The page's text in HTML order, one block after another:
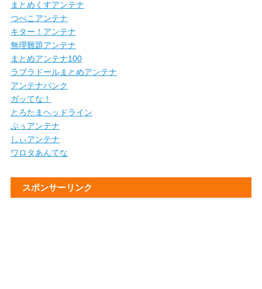
まとめくすアンテナ
つべこアンテナ
キター！アンテナ
無理難題アンテナ
まとめアンテナ100
ラブラドールまとめアンテナ
アンテナバンク
ガッてな！
とろたまヘッドライン
ぷぅアンテナ
しぃアンテナ
ワロタあんてな
スポンサーリンク